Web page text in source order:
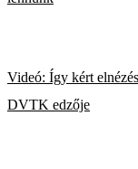
Videó: Így kért
DVTK edzője